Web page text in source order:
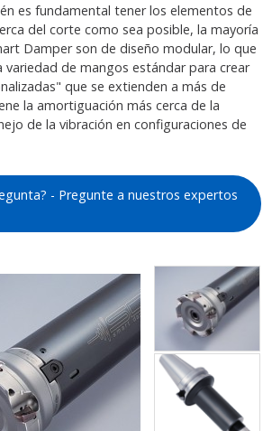
es fundamental tener los elementos de
del corte como sea posible, la mayoría
Damper son de diseño modular, lo que
de mangos estándar para crear
que se extienden a más de
la amortiguación más cerca de la
de la vibración en configuraciones de
- Pregunte a nuestros expertos